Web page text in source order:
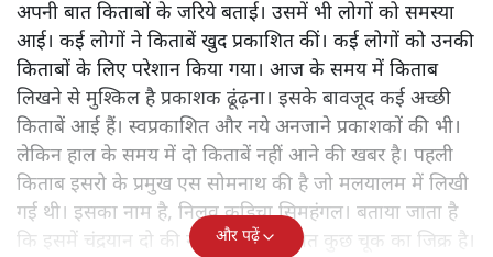
अपनी बात किताबों के जरिये बताई। उसमें भी लोगों को समस्या
आई। कई लोगों ने किताबें खुद प्रकाशित कीं। कई लोगों को उनकी
किताबों के लिए परेशान किया गया। आज के समय में किताब
लिखने से मुश्किल है प्रकाशक ढूंढ़ना। इसके बावजूद कई अच्छी
किताबें आई हैं। स्वप्रकाशित और नये अनजाने प्रकाशकों की भी।
लेकिन हाल के समय में दो किताबें नहीं आने की खबर है। पहली
किताब इसरो के प्रमुख एस सोमनाथ की है जो मलयालम में लिखी
गई थी। इसका नाम है, निलवु कुडिचा सिमहंगल। बताया जाता है
कि इसमें चंद्रयान दो की नाकामी से संबंधित कुछ चूक का जिक्र है।
और पढ़ें